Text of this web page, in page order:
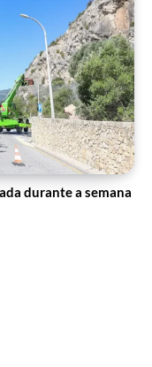
durante a semana